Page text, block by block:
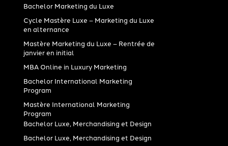
Bachelor Marketing du Luxe
Cycle Mastère Luxe – Marketing du Luxe
en alternance
Mastère Marketing du Luxe – Rentrée de
janvier en initial
MBA Online in Luxury Marketing
Bachelor International Marketing
Program
Mastère International Marketing
Program
Bachelor Luxe, Merchandising et Design
Bachelor Luxe, Merchandising et Design